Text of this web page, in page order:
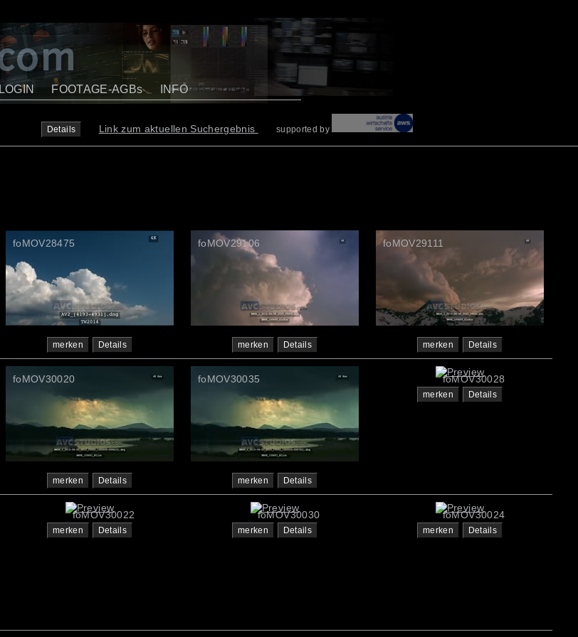
LOGIN FOOTAGE-AGBs INFO
Details Link zum aktuellen Suchergebnis supported by
foMOV28475
merken Details
foMOV29106
merken Details
foMOV29111
merken Details
foMOV30020
merken Details
foMOV30035
merken Details
foMOV30028
merken Details
foMOV30022
merken Details
foMOV30030
merken Details
foMOV30024
merken Details